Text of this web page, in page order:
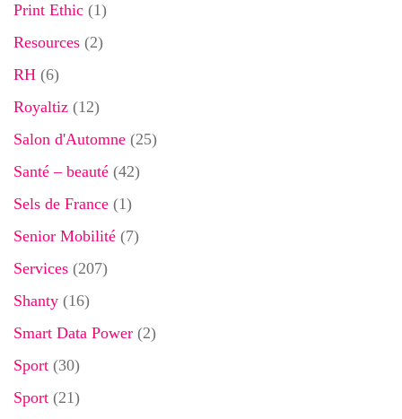
Print Ethic (1)
Resources (2)
RH (6)
Royaltiz (12)
Salon d'Automne (25)
Santé – beauté (42)
Sels de France (1)
Senior Mobilité (7)
Services (207)
Shanty (16)
Smart Data Power (2)
Sport (30)
Sport (21)